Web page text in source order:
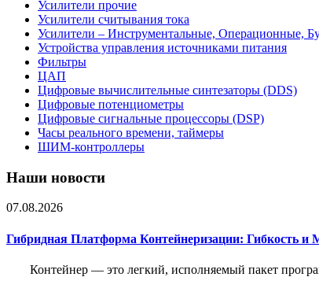
Усилители прочие
Усилители считывания тока
Усилители – Инструментальные, Операционные,
Устройства управления источниками питания
Фильтры
ЦАП
Цифровые вычислительные синтезаторы (DDS)
Цифровые потенциометры
Цифровые сигнальные процессоры (DSP)
Часы реального времени, таймеры
ШИМ-контроллеры
Наши новости
07.08.2026
Гибридная Платформа Контейнеризации: Гибкость и
Контейнер — это легкий, исполняемый пакет